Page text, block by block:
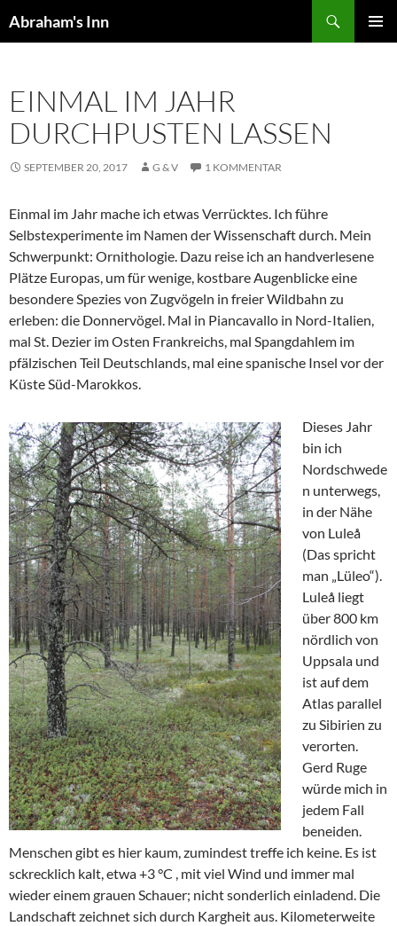
Inhalt
Abraham's Inn
EINMAL IM JAHR
DURCHPUSTEN LASSEN
SEPTEMBER 20, 2017 G & V 1 KOMMENTAR
Einmal im Jahr mache ich etwas Verrücktes. Ich führe
Selbstexperimente im Namen der Wissenschaft durch. Mein
Schwerpunkt: Ornithologie. Dazu reise ich an handverlesene
Plätze Europas, um für wenige, kostbare Augenblicke eine
besondere Spezies von Zugvögeln in freier Wildbahn zu
erleben: die Donnervögel. Mal in Piancavallo in Nord-Italien,
mal St. Dezier im Osten Frankreichs, mal Spangdahlem im
pfälzischen Teil Deutschlands, mal eine spanische Insel vor der
Küste Süd-Marokkos.
Dieses Jahr
bin ich
Nordschwede
n unterwegs,
in der Nähe
von Luleå
(Das spricht
man „Lüleo“).
Luleå liegt
über 800 km
nördlich von
Uppsala und
ist auf dem
Atlas parallel
zu Sibirien zu
verorten.
Gerd Ruge
würde mich in
jedem Fall
beneiden.
Menschen gibt es hier kaum, zumindest treffe ich keine. Es ist
sckrecklich kalt, etwa +3 °C , mit viel Wind und immer mal
wieder einem grauen Schauer; nicht sonderlich einladend. Die
Landschaft zeichnet sich durch Kargheit aus. Kilometerweite